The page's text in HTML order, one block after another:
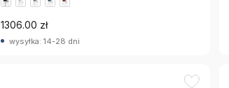
1306.00 zł
wysyłka: 14-28 dni